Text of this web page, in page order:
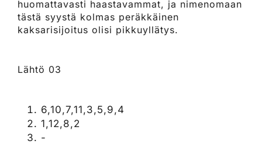
huomattavasti haastavammat, ja nimenomaan
tästä syystä kolmas peräkkäinen
kaksarisijoitus olisi pikkuyllätys.
Lähtö 03
6,10,7,11,3,5,9,4
1,12,8,2
-